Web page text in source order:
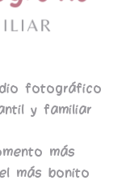
fotográfico
y familiar
más
más bonito